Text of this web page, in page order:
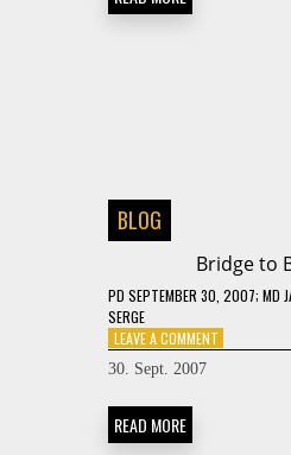
BLOG
Bridge to
PDSEPTEMBER 30, 2007; MD
SERGE
LEAVE A COMMENT
30. Sept. 2007
READ MORE